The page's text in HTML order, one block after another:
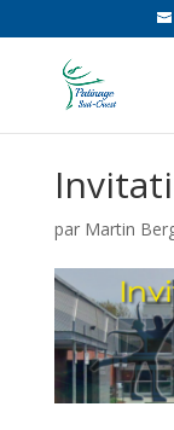
par Martin